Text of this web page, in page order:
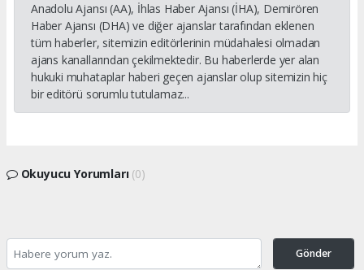
Anadolu Ajansı (AA), İhlas Haber Ajansı (İHA), Demirören
Haber Ajansı (DHA) ve diğer ajanslar tarafından eklenen
tüm haberler, sitemizin editörlerinin müdahalesi olmadan
ajans kanallarından çekilmektedir. Bu haberlerde yer alan
hukuki muhataplar haberi geçen ajanslar olup sitemizin hiç
bir editörü sorumlu tutulamaz...
Okuyucu Yorumları (0)
Gönder